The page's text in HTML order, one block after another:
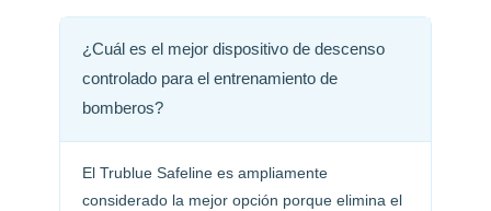
¿Cuál es el mejor dispositivo de descenso
controlado para el entrenamiento de
bomberos?
El Trublue Safeline es ampliamente
considerado la mejor opción porque elimina el